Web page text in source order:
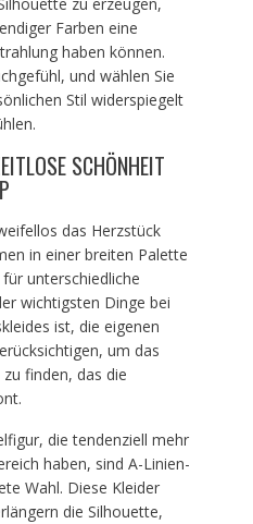
Farben eine
haben können.
und wählen Sie
Stil widerspiegelt
SCHÖNHEIT
das Herzstück
in einer breiten Palette
unterschiedliche
wichtigsten Dinge bei
ist, die eigenen
um das
finden, das die
die tendenziell mehr
haben, sind A-Linien-
Wahl. Diese Kleider
die Silhouette,